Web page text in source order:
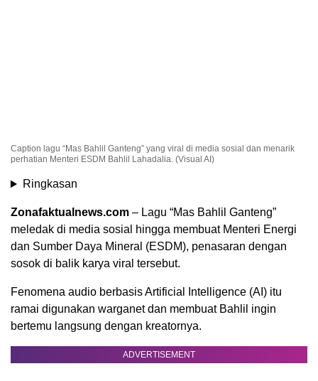
Caption lagu “Mas Bahlil Ganteng” yang viral di media sosial dan menarik
perhatian Menteri ESDM Bahlil Lahadalia. (Visual AI)
Ringkasan
Zonafaktualnews.com – Lagu “Mas Bahlil Ganteng”
meledak di media sosial hingga membuat Menteri Energi
dan Sumber Daya Mineral (ESDM), penasaran dengan
sosok di balik karya viral tersebut.
Fenomena audio berbasis Artificial Intelligence (AI) itu
ramai digunakan warganet dan membuat Bahlil ingin
bertemu langsung dengan kreatornya.
ADVERTISEMENT